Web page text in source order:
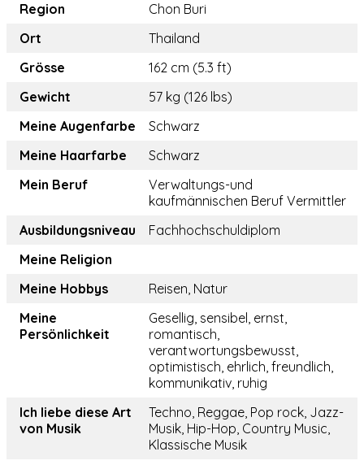
Region
Chon Buri
Ort
Thailand
Grösse
162 cm (5.3 ft)
Gewicht
57 kg (126 lbs)
Meine Augenfarbe
Schwarz
Meine Haarfarbe
Schwarz
Mein Beruf
Verwaltungs-und
kaufmännischen Beruf Vermittler
Ausbildungsniveau
Fachhochschuldiplom
Meine Religion
Meine Hobbys
Reisen, Natur
Meine
Persönlichkeit
Gesellig, sensibel, ernst,
romantisch,
verantwortungsbewusst,
optimistisch, ehrlich, freundlich,
kommunikativ, ruhig
Ich liebe diese Art
von Musik
Techno, Reggae, Pop rock, Jazz-
Musik, Hip-Hop, Country Music,
Klassische Musik